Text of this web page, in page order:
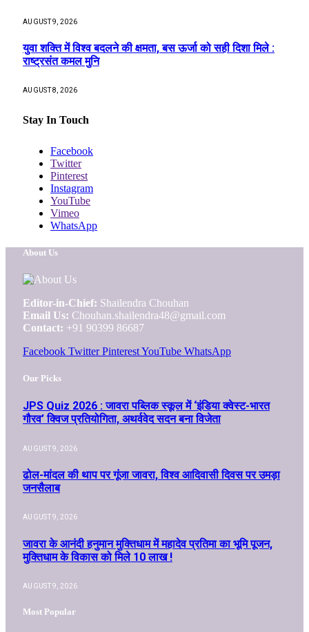
AUGUST 9, 2026
युवा शक्ति में विश्व बदलने की क्षमता, बस ऊर्जा को सही दिशा मिले :
राष्ट्रसंत कमल मुनि
AUGUST 8, 2026
Stay In Touch
Facebook
Twitter
Pinterest
Instagram
YouTube
Vimeo
WhatsApp
About Us
Editor-in-Chief: Shailendra Chouhan
Email Us: Chouhan.shailendra48@gmail.com
Contact: +91 90399 86687
Facebook Twitter PinterestYouTube WhatsApp
Our Picks
JPS Quiz 2026 : जावरा पब्लिक स्कूल में ‘इंडिया क्वेस्ट-भारत
गौरव’ क्विज प्रतियोगिता, अथर्ववेद सदन बना विजेता
AUGUST 9, 2026
ढोल-मांदल की थाप पर गूंजा जावरा, विश्व आदिवासी दिवस पर उमड़ा
जनसैलाब
AUGUST 9, 2026
जावरा के आनंदी हनुमान मुक्तिधाम में महादेव प्रतिमा का भूमि पूजन,
मुक्तिधाम के विकास को मिले 10 लाख !
AUGUST 9, 2026
Most Popular